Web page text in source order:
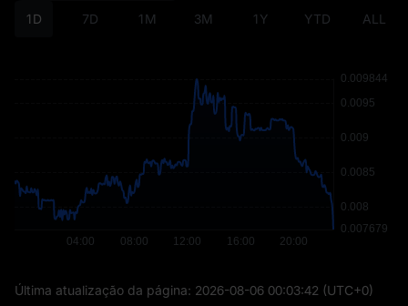
1D 7D 1M 3M 1Y YTD ALL
Última atualização da página: 2026-08-06 00:03:42 (UTC+0)